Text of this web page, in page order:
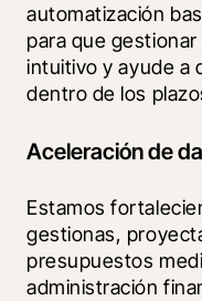
automatización
para que
intuitivo y ayude a
dentro de los
Aceleración de
Estamos
gestionas,
presupuestos
administración